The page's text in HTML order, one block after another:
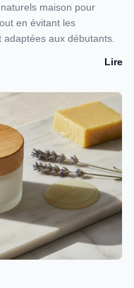
maison pour
en évitant les
aux débutants.
Lire